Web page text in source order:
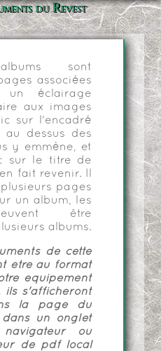
du Revest
sont
associées
éclairage
aux images
sur l'encadré
dessus des
y emmène, et
sur le titre de
fait revenir. Il
pages
un album, les
être
albums.
de cette
être au format
équipement
ils s'afficheront
la page du
un onglet
ou
de pdf local